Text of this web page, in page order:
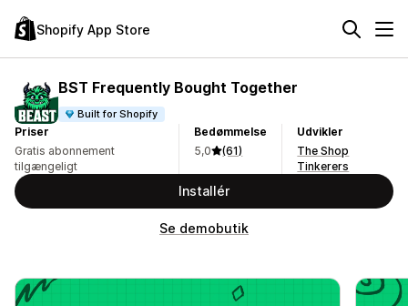
Shopify App Store
BST Frequently Bought Together
Built for Shopify
Priser
Gratis abonnement
tilgængeligt
Bedømmelse
5,0
(61)
Udvikler
The Shop
Tinkerers
Installér
Se demobutik